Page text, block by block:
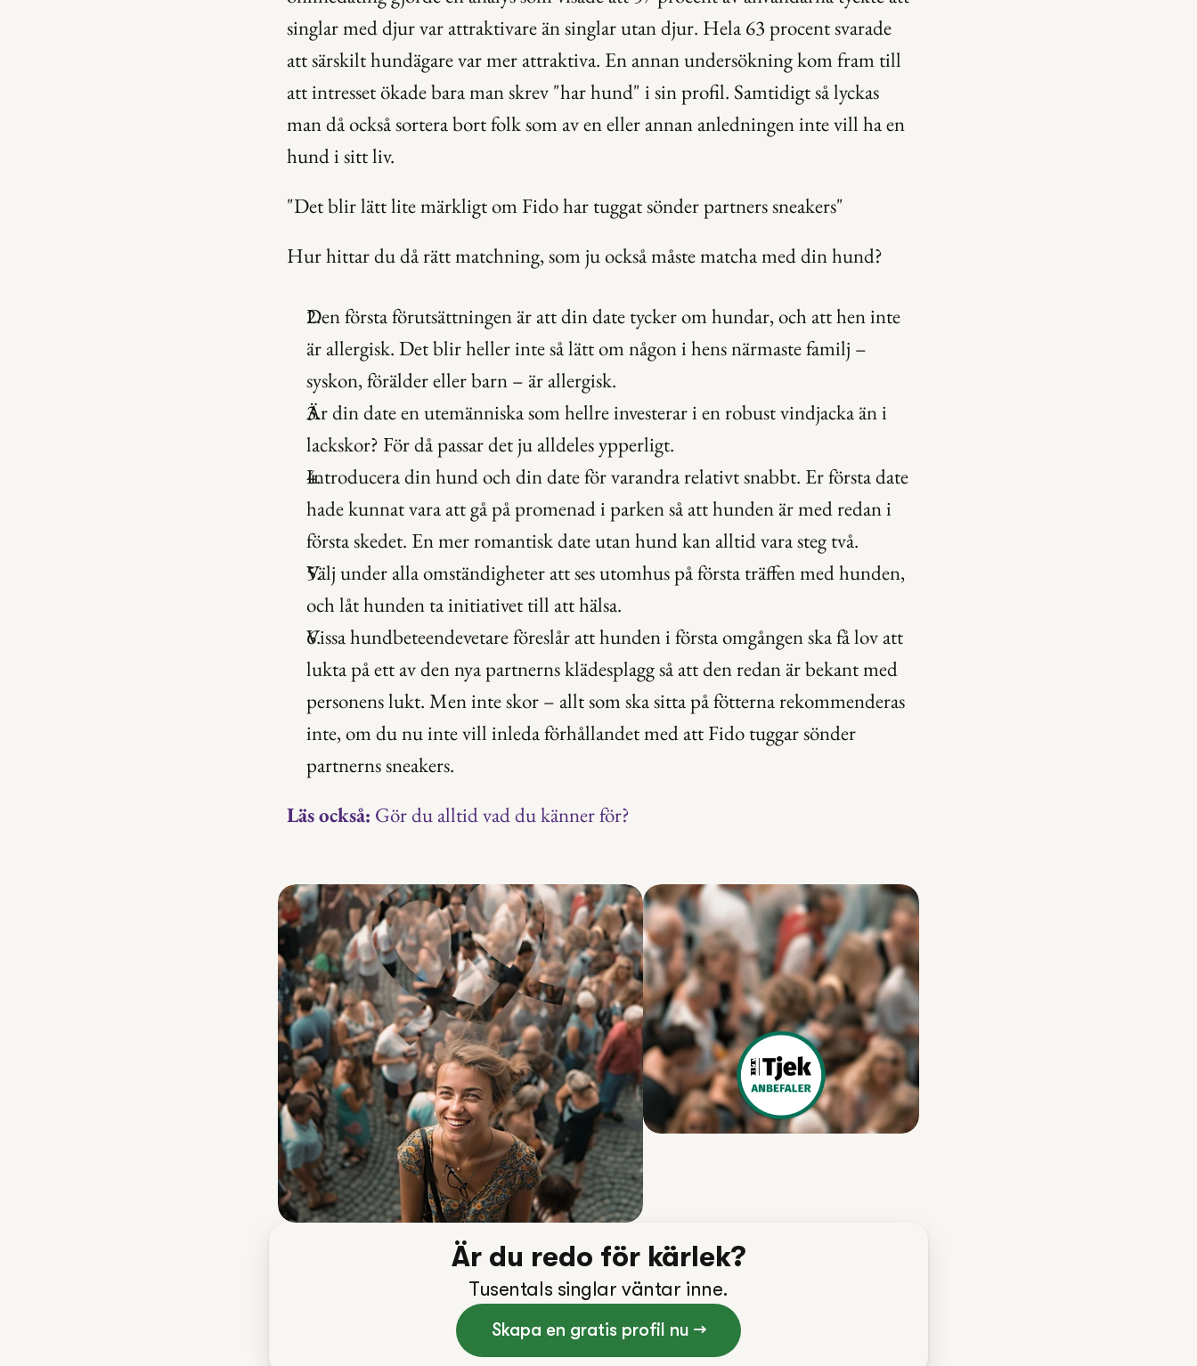
singlar med djur var attraktivare än singlar utan djur. Hela 63 procent svarade
att särskilt hundägare var mer attraktiva. En annan undersökning kom fram till
att intresset ökade bara man skrev "har hund" i sin profil. Samtidigt så lyckas
man då också sortera bort folk som av en eller annan anledningen inte vill ha en
hund i sitt liv.
"Det blir lätt lite märkligt om Fido har tuggat sönder partners sneakers"
Hur hittar du då rätt matchning, som ju också måste matcha med din hund?
Den första förutsättningen är att din date tycker om hundar, och att hen inte
är allergisk. Det blir heller inte så lätt om någon i hens närmaste familj –
syskon, förälder eller barn – är allergisk.
Är din date en utemänniska som hellre investerar i en robust vindjacka än i
lackskor? För då passar det ju alldeles ypperligt.
Introducera din hund och din date för varandra relativt snabbt. Er första date
hade kunnat vara att gå på promenad i parken så att hunden är med redan i
första skedet. En mer romantisk date utan hund kan alltid vara steg två.
Välj under alla omständigheter att ses utomhus på första träffen med hunden,
och låt hunden ta initiativet till att hälsa.
Vissa hundbeteendevetare föreslår att hunden i första omgången ska få lov att
lukta på ett av den nya partnerns klädesplagg så att den redan är bekant med
personens lukt. Men inte skor – allt som ska sitta på fötterna rekommenderas
inte, om du nu inte vill inleda förhållandet med att Fido tuggar sönder
partnerns sneakers.
Läs också: Gör du alltid vad du känner för?
Är du redo för kärlek?
Tusentals singlar väntar inne.
Skapa en gratis profil nu →